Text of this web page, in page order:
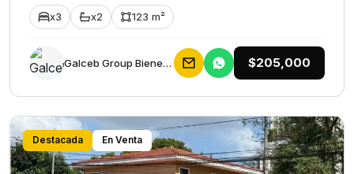
x3 x2 123 m²
Galceb Group Bienes Raices $205,000
Destacada En Venta